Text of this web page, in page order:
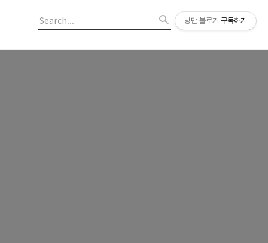
낭만 블로거 구독하기